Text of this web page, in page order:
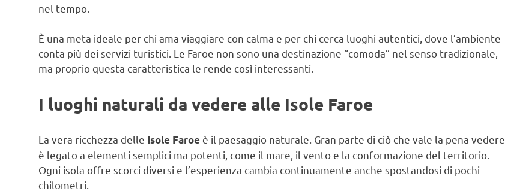
nel tempo.
È una meta ideale per chi ama viaggiare con calma e per chi cerca luoghi autentici, dove l’ambiente
conta più dei servizi turistici. Le Faroe non sono una destinazione “comoda” nel senso tradizionale,
ma proprio questa caratteristica le rende così interessanti.
I luoghi naturali da vedere alle Isole Faroe
La vera ricchezza delle Isole Faroe è il paesaggio naturale. Gran parte di ciò che vale la pena vedere
è legato a elementi semplici ma potenti, come il mare, il vento e la conformazione del territorio.
Ogni isola offre scorci diversi e l’esperienza cambia continuamente anche spostandosi di pochi
chilometri.